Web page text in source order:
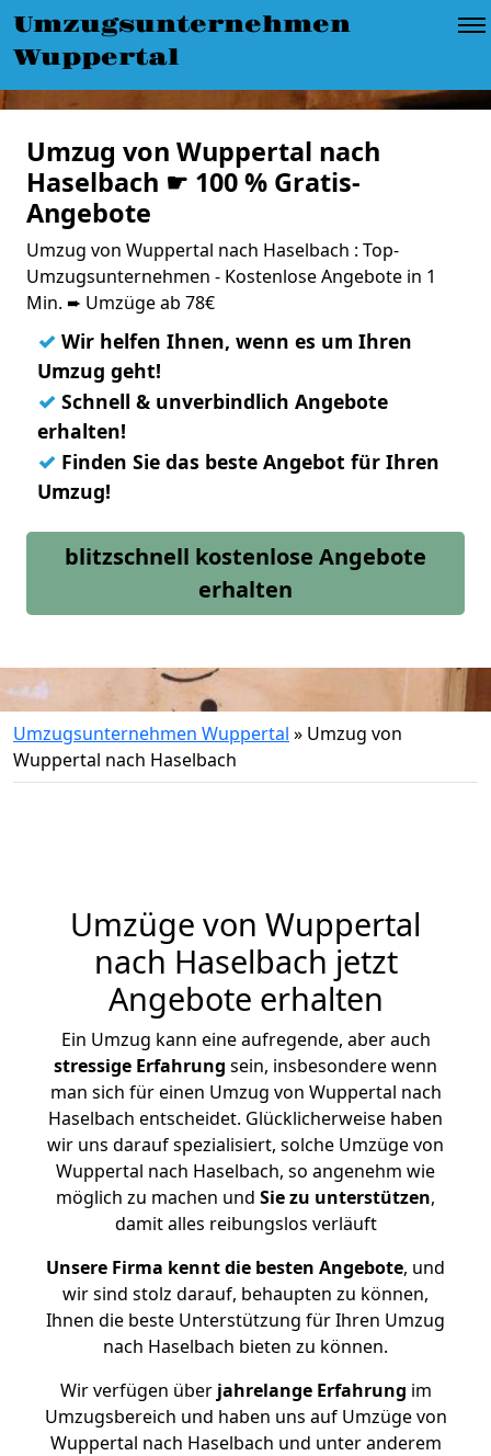
Umzugsunternehmen
Wuppertal
Umzug von Wuppertal nach
Haselbach ☛ 100 % Gratis-
Angebote
Umzug von Wuppertal nach Haselbach : Top-
Umzugsunternehmen - Kostenlose Angebote in 1
Min. ➨ Umzüge ab 78€
✓ Wir helfen Ihnen, wenn es um Ihren
Umzug geht!
✓ Schnell & unverbindlich Angebote
erhalten!
✓ Finden Sie das beste Angebot für Ihren
Umzug!
blitzschnell kostenlose Angebote
erhalten
Umzugsunternehmen Wuppertal » Umzug von
Wuppertal nach Haselbach
Umzüge von Wuppertal
nach Haselbach jetzt
Angebote erhalten
Ein Umzug kann eine aufregende, aber auch
stressige Erfahrung sein, insbesondere wenn
man sich für einen Umzug von Wuppertal nach
Haselbach entscheidet. Glücklicherweise haben
wir uns darauf spezialisiert, solche Umzüge von
Wuppertal nach Haselbach, so angenehm wie
möglich zu machen und Sie zu unterstützen,
damit alles reibungslos verläuft
Unsere Firma kennt die besten Angebote, und
wir sind stolz darauf, behaupten zu können,
Ihnen die beste Unterstützung für Ihren Umzug
nach Haselbach bieten zu können.
Wir verfügen überjahrelange Erfahrung im
Umzugsbereich und haben uns auf Umzüge von
Wuppertal nach Haselbach und unter anderem